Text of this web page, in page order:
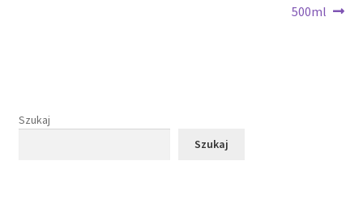
500ml
Szukaj
Szukaj